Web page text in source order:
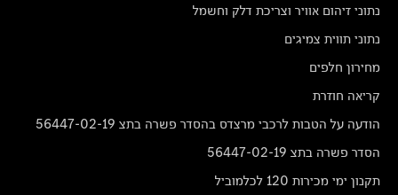
נתוני זיהום אוויר וצריכת דלק וחשמל
נתוני תווית צמיגים
מחירון חלפים
קריאה חוזרת
הודעה על הטבות לרכבי מרצדס בהסדר פשרה בתצ 56447-02-19
הסדר פשרה בתצ 56447-02-19
תקנון ימי מכירות 120 לכלמוביל